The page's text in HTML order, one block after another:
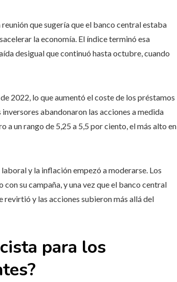
que sugería que el banco central estaba
la economía. El índice terminó esa
desigual que continuó hasta octubre, cuando
2022, lo que aumentó el coste de los préstamos
abandonaron las acciones a medida
a un rango de 5,25 a 5,5 por ciento, el más alto en
y la inflación empezó a moderarse. Los
su campaña, y una vez que el banco central
revirtió y las acciones subieron más allá del
para los